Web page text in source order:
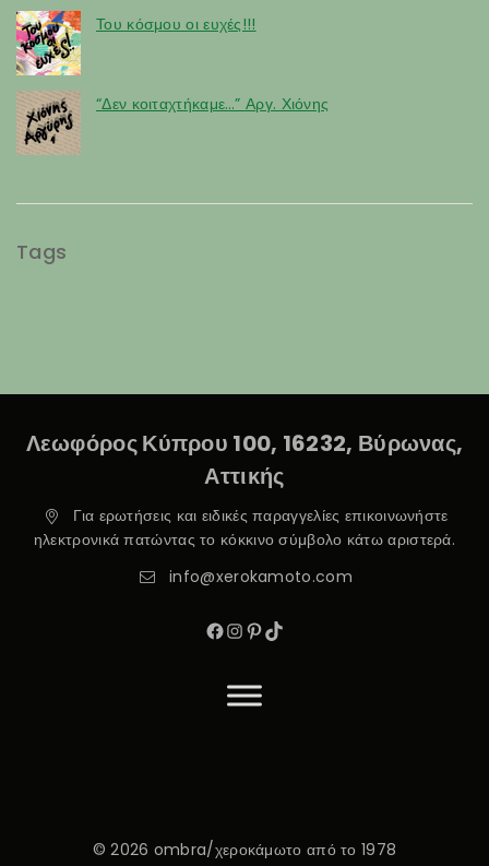
Του κόσμου οι ευχές!!!
“Δεν κοιταχτήκαμε…” Αργ. Χιόνης
Tags
Λεωφόρος Κύπρου 100, 16232, Βύρωνας,
Αττικής
Για ερωτήσεις και ειδικές παραγγελίες επικοινωνήστε
ηλεκτρονικά πατώντας το κόκκινο σύμβολο κάτω αριστερά.
info@xerokamoto.com
© 2026 ombra/χεροκάμωτο από το 1978